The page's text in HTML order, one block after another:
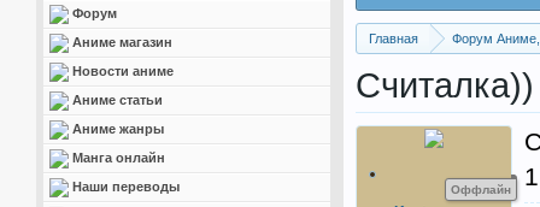
Форум
Аниме магазин
Новости аниме
Аниме статьи
Аниме жанры
Манга онлайн
Наши переводы
Главная Форум Аниме,
Считалка))
Оффлайн